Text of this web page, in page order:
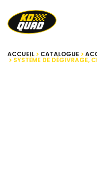
ACCUEIL CATALOGUE
SYSTÈME DE DÉGIVRAGE,